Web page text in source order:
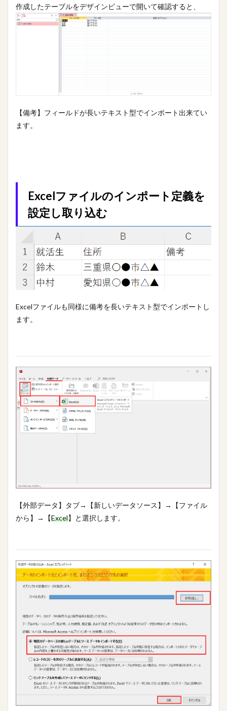
作成したテーブルをデザインビューで開いて確認すると、
【備考】フィールドが長いテキスト型でインポート出来てい
ます。
Excelファイルのインポート定義を
設定し取り込む
Excelファイルも同様に備考を長いテキスト型でインポートし
ます。
【外部データ】タブ→【新しいデータソース】→【ファイル
から】→【Excel】と選択します。